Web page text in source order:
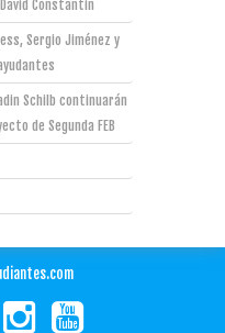
Constantin
Sergio Jiménez y
Schilb continuarán
de Segunda FEB